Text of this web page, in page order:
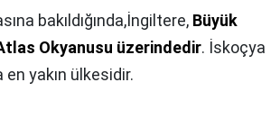
bakıldığında,İngiltere, Büyük
Okyanusu üzerindedir. İskoçya
yakın ülkesidir.